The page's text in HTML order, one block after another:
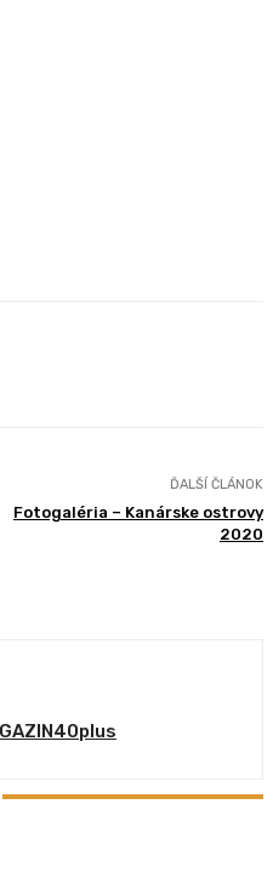
ĎALŠÍ ČLÁNOK
Fotogaléria – Kanárske ostrovy
2020